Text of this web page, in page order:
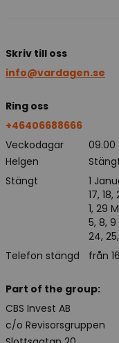
Skriv till oss
info@vardagen.se
Ring oss
+46406688666
Veckodagar
09.00
Helgen
Stängt
Telefon stängd
1
17, 18,
1, 29
5, 8,
24,
från
Part of the group:
CBS Invest AB
c/o Revisorsgruppen